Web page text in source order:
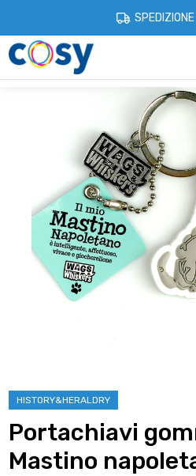
Giochi e gadget
HISTORY&HERALDRY
Portachiavi
Mastino
Account